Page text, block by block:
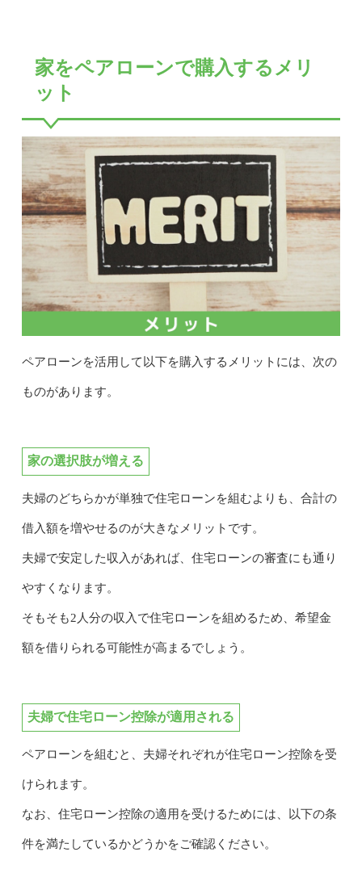
家をペアローンで購入するメリ
ット
ペアローンを活用して以下を購入するメリットには、次の
ものがあります。
家の選択肢が増える
夫婦のどちらかが単独で住宅ローンを組むよりも、合計の
借入額を増やせるのが大きなメリットです。
夫婦で安定した収入があれば、住宅ローンの審査にも通り
やすくなります。
そもそも2人分の収入で住宅ローンを組めるため、希望金
額を借りられる可能性が高まるでしょう。
夫婦で住宅ローン控除が適用される
ペアローンを組むと、夫婦それぞれが住宅ローン控除を受
けられます。
なお、住宅ローン控除の適用を受けるためには、以下の条
件を満たしているかどうかをご確認ください。